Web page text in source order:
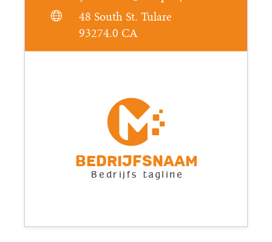
48 South St. Tulare
93274.0 CA
Bedrijfsnaam
Bedrijfs tagline